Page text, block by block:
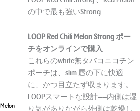
Melon
の中で最も強いStrong
LOOP Red Chili Melon Strong ポー
チをオンラインで購入
これらのwhite無タバコニコチン
ポーチは、slim 唇の下に快適
に、かつ目立たず収まります。
LOOPスマートな設計——内側は湿
り気がありながら外側は乾燥し